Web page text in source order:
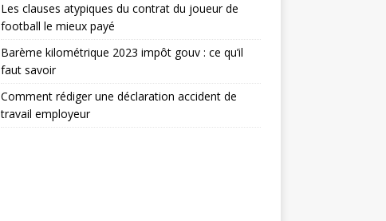
Les clauses atypiques du contrat du joueur de
football le mieux payé
Barème kilométrique 2023 impôt gouv : ce qu’il
faut savoir
Comment rédiger une déclaration accident de
travail employeur